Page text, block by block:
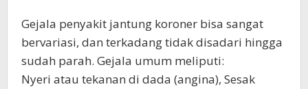
Gejala penyakit jantung koroner bisa sangat
bervariasi, dan terkadang tidak disadari hingga
sudah parah. Gejala umum meliputi:
Nyeri atau tekanan di dada (angina), Sesak